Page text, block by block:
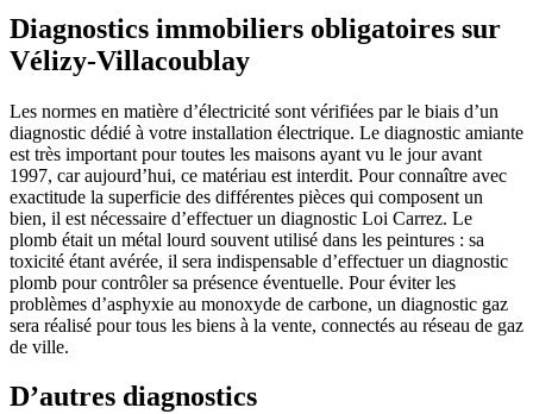
Diagnostics immobiliers obligatoires sur
Vélizy-Villacoublay
Les normes en matière d’électricité sont vérifiées par le biais d’un
diagnostic dédié à votre installation électrique. Le diagnostic amiante
est très important pour toutes les maisons ayant vu le jour avant
1997, car aujourd’hui, ce matériau est interdit. Pour connaître avec
exactitude la superficie des différentes pièces qui composent un
bien, il est nécessaire d’effectuer un diagnostic Loi Carrez. Le
plomb était un métal lourd souvent utilisé dans les peintures : sa
toxicité étant avérée, il sera indispensable d’effectuer un diagnostic
plomb pour contrôler sa présence éventuelle. Pour éviter les
problèmes d’asphyxie au monoxyde de carbone, un diagnostic gaz
sera réalisé pour tous les biens à la vente, connectés au réseau de gaz
de ville.
D’autres diagnostics